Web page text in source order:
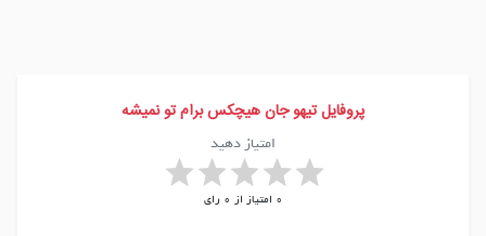
پروفایل تیهو جان هیچکس برام تو نمیشه
امتیاز دهید
0 امتیاز از 0 رای